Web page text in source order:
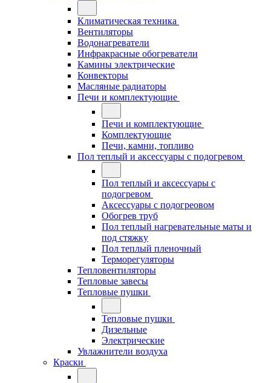
Климатическая техника
Вентиляторы
Водонагреватели
Инфракрасные обогреватели
Камины электрические
Конвекторы
Масляные радиаторы
Печи и комплектующие
Печи и комплектующие
Комплектующие
Печи, камни, топливо
Пол теплый и аксессуары с подогревом
Пол теплый и аксессуары с
подогревом
Аксессуары с подогреовом
Обогрев труб
Пол теплый нагревательные маты и
под стяжку
Пол теплый пленочный
Терморегуляторы
Тепловентиляторы
Тепловые завесы
Тепловые пушки
Тепловые пушки
Дизельные
Электрические
Увлажнители воздуха
Краски